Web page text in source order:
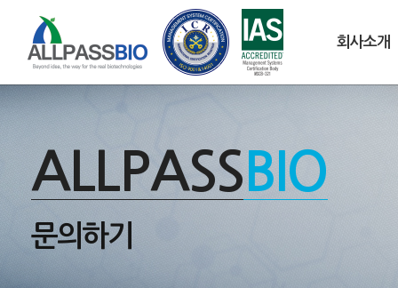
회사소개
ALLPASS BIO
문의하기